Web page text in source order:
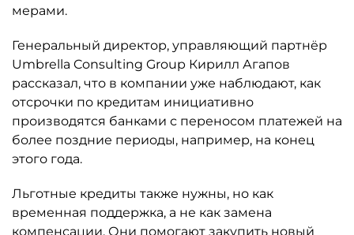
мерами.
Генеральный директор, управляющий партнёр
Umbrella Consulting Group Кирилл Агапов
рассказал, что в компании уже наблюдают, как
отсрочки по кредитам инициативно
производятся банками с переносом платежей на
более поздние периоды, например, на конец
этого года.
Льготные кредиты также нужны, но как
временная поддержка, а не как замена
компенсации. Они помогают закупить новый